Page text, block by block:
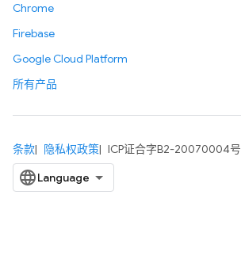
Chrome
Firebase
Google Cloud Platform
所有产品
条款 隐私权政策 ICP证合字B2-20070004号